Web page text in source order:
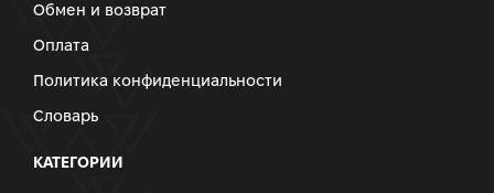
Обмен и возврат
Оплата
Политика конфиденциальности
Словарь
КАТЕГОРИИ